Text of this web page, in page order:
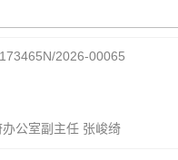
2026-00065
公室副主任 张峻绮